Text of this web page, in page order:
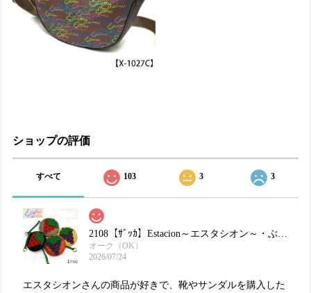
ショップの評価
すべて 103 3 3
2108【ｻﾞｯｶ】Estacion～エスタシオン～・ぶどうモチーフ本革ミニポーチ
オーク（OK）
2026/07/24
エスタシオンさんの商品が好きで、靴やサンダルを購入した